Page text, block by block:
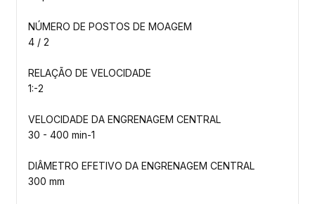
NÚMERO DE POSTOS DE MOAGEM
4 / 2
RELAÇÃO DE VELOCIDADE
1:-2
VELOCIDADE DA ENGRENAGEM CENTRAL
30 - 400 min-1
DIÂMETRO EFETIVO DA ENGRENAGEM CENTRAL
300 mm